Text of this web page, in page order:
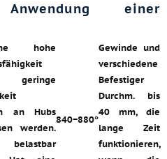
einer
hohe
geringe
an Hubs
werden.
840−880°
Gewinde und
verschiedene
Befestiger
Durchm. bis
40 mm, die
lange Zeit
funktionieren,